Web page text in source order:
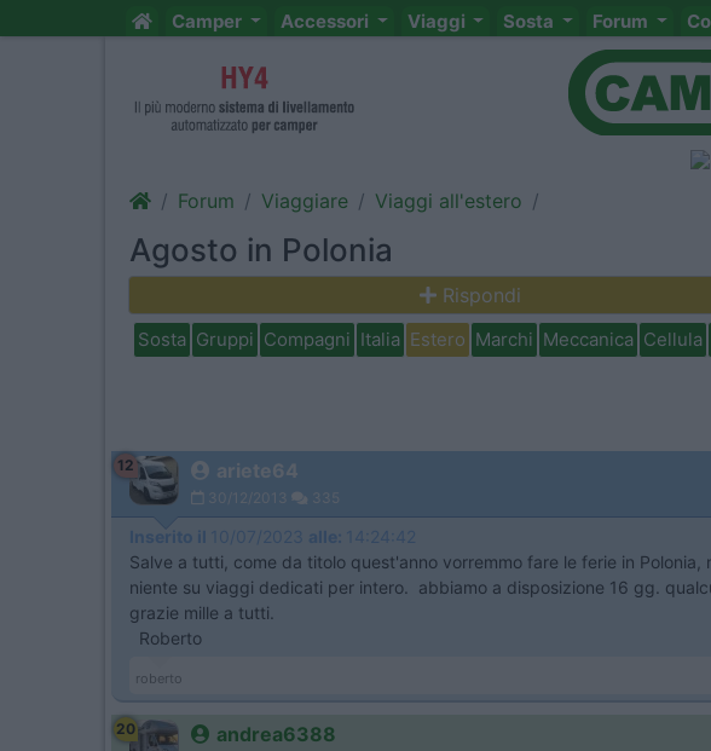
Camper Accessori Viaggi Sosta Forum
Forum Viaggiare Viaggi all'estero
Agosto in Polonia
Rispondi
Sosta Gruppi Compagni Italia Estero Marchi Meccanica Cellula
12 ariete64
30/12/2013 335
Inserito il 10/07/2023 alle: 14:24:42
Salve a tutti, come da titolo quest'anno vorremmo fare le ferie in
niente su viaggi dedicati per intero. abbiamo a disposizione 16 gg.
grazie mille a tutti.
Roberto
roberto
20 andrea6388